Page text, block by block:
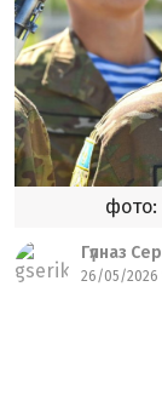
фото:
Гүлназ
26/05/2026